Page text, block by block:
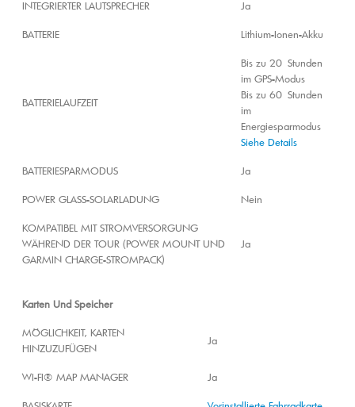
INTEGRIERTER LAUTSPRECHER Ja
BATTERIE Lithium-Ionen-Akku
BATTERIELAUFZEIT
Bis zu 20 Stunden
im GPS-Modus
Bis zu 60 Stunden
im
Energiesparmodus
Siehe Details
BATTERIESPARMODUS Ja
POWER GLASS-SOLARLADUNG Nein
KOMPATIBEL MIT STROMVERSORGUNG
WÄHREND DER TOUR (POWER MOUNT UND
GARMIN CHARGE-STROMPACK)
Ja
Karten Und Speicher
MÖGLICHKEIT, KARTEN
HINZUZUFÜGEN
Ja
WI-FI® MAP MANAGER Ja